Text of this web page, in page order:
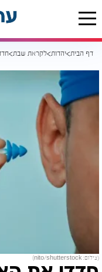
דף הבית יהדות לקראת שבת
(צילום: nito/shutterstock)